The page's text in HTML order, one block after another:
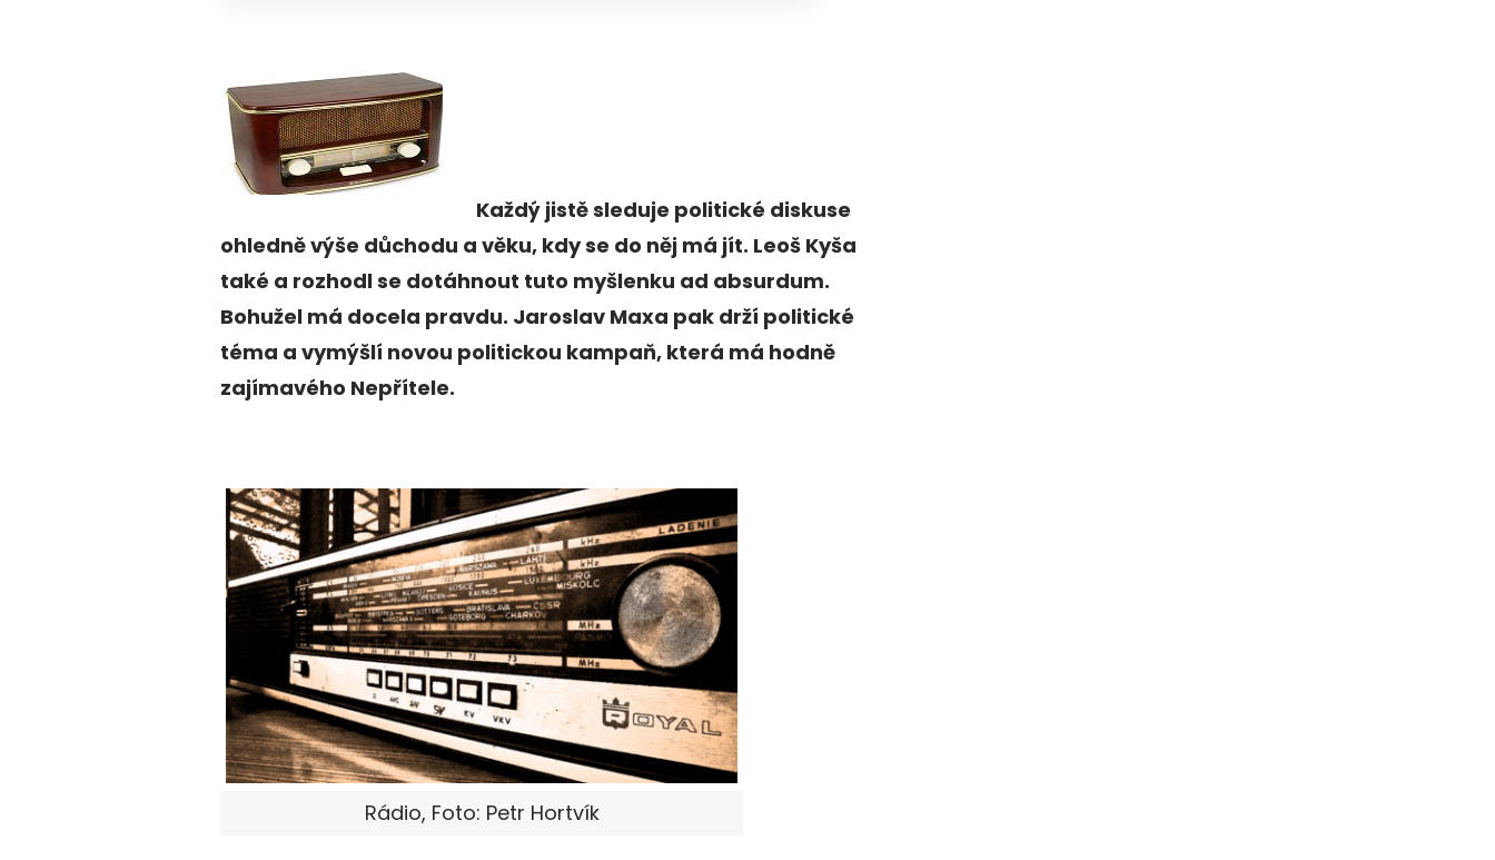
Každý jistě sleduje politické diskuse
ohledně výše důchodu a věku, kdy se do něj má jít. Leoš Kyša
také a rozhodl se dotáhnout tuto myšlenku ad absurdum.
Bohužel má docela pravdu. Jaroslav Maxa pak drží politické
téma a vymýšlí novou politickou kampaň, která má hodně
zajímavého Nepřítele.
Rádio, Foto: Petr Hortvík